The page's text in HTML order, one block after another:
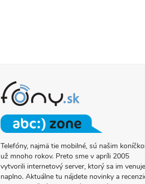
O
PROJEKTE
FONY.SK
Telefóny, najmä tie mobilné, sú našim
už mnoho rokov. Preto sme v apríli 2005
vytvorili internetový server, ktorý sa im venuje
naplno. Aktuálne tu nájdete novinky a